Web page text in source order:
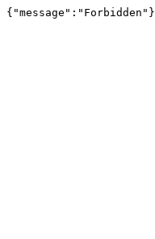
{"message":"Forbidden"}